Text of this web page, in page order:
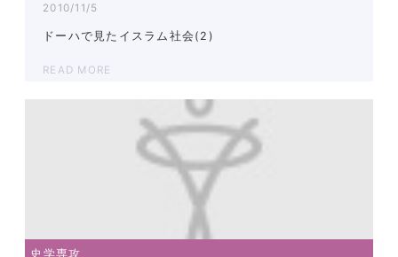
2010/11/5
ドーハで見たイスラム社会(2)
READ MORE
史学専攻